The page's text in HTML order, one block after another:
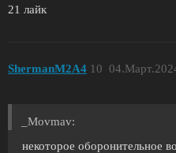
21 лайк
ShermanM2A4 10
_Movmav:
некоторое оборонительное